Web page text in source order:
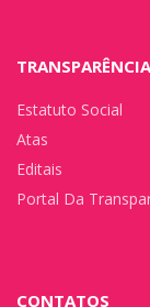
TRANSPARÊNCIA
Estatuto Social
Atas
Editais
Portal Da
CONTATOS